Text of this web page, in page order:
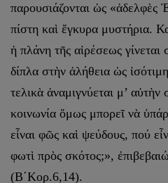
παρουσιάζονται ὡς
πίστη καὶ ἔγκυρα μυστήρια.
ἡ πλάνη τῆς αἱρέσεως γίνεται
δίπλα στὴν ἀλήθεια ὡς
τελικὰ ἀναμιγνύεται μ’
κοινωνία ὅμως μπορεῖ νὰ
εἶναι φῶς καὶ ψεύδους, πού
φωτὶ πρὸς σκότος;»,
(Β΄Κορ.6,14).